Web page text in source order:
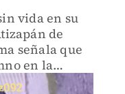
vida en su
de
señala que
en la
hija.